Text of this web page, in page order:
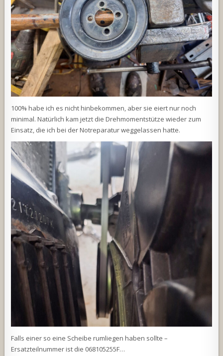
100% habe ich es nicht hinbekommen, aber sie eiert nur noch
minimal. Natürlich kam jetzt die Drehmomentstütze wieder zum
Einsatz, die ich bei der Notreparatur weggelassen hatte.
Falls einer so eine Scheibe rumliegen haben sollte –
Ersatzteilnummer ist die 068105255F…